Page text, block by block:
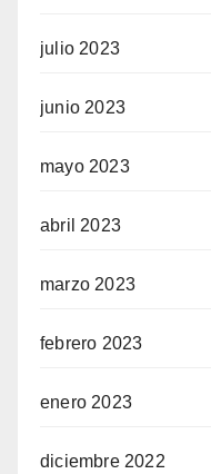
julio 2023
junio 2023
mayo 2023
abril 2023
marzo 2023
febrero 2023
enero 2023
diciembre 2022